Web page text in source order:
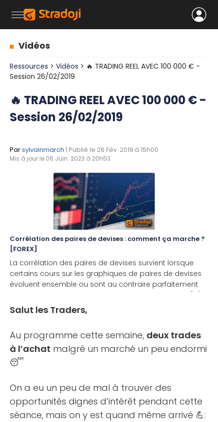
Vidéos
Ressources > Vidéos > 🔥 TRADING REEL AVEC 100 000 € -
Session 26/02/2019
🔥 TRADING REEL AVEC 100 000 € -
Session 26/02/2019
Parsylvainmarch | Publié le 26 Fév. 2019 à 15h00
Mis à jour le 06 Juin. 2023 à 20h53
Corrélation des paires de devises : comment ça marche ?
[FOREX]
La corrélation des paires de devises survient lorsque
certains cours sur les graphiques de paires de devises
évoluent ensemble ou sont au contraire parfaitement
Salut les Traders,
Au programme cette semaine, deux trades
à l’achat malgré un marché un peu endormi
😴
On a eu un peu de mal à trouver des
opportunités dignes d’intérêt pendant cette
séance, mais on y est quand même arrivé 💪: